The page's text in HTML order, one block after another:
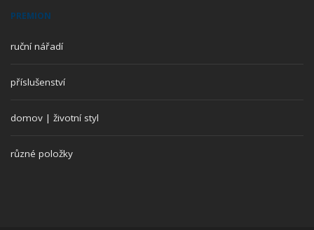
PREMION
ruční nářadí
příslušenství
domov | životní styl
různé položky